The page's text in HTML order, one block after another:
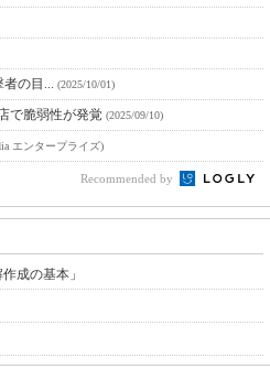
の目... (2025/10/01)
で脆弱性が発覚 (2025/09/10)
エンタープライズ)
Recommended by
成の基本」